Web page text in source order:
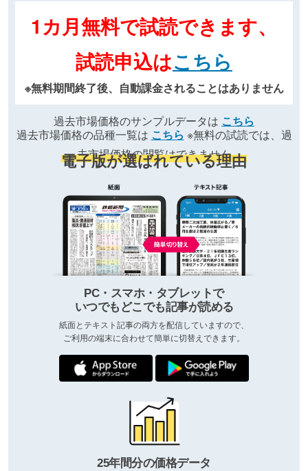
1カ月無料で試読できます、
試読申込はこちら
※無料期間終了後、自動課金されることはありません
過去市場価格のサンプルデータは こちら
過去市場価格の品種一覧は こちら ※無料の試読では、過
去市場価格の閲覧はできません
電子版が選ばれている理由
PC・スマホ・タブレットで
いつでもどこでも記事が読める
紙面とテキスト記事の両方を配信していますので、
ご利用の端末に合わせて簡単に切替えできます。
25年間分の価格データ